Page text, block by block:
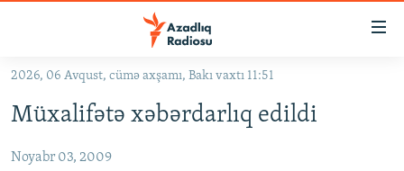
Əsas
qayıt
naviqasiyaya
KORRUPSIOMETR
2026, 06 Avqust, cümə axşamı, Bakı vaxtı 11:51
Müxalifətə xəbərdarlıq edildi
Noyabr 03, 2009